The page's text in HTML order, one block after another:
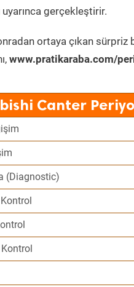
gerçekleştirir.
ortaya çıkan sürpriz
www.pratikaraba.com/
Canter
(Diagnostic)
Kontrol